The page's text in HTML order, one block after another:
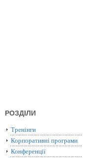
РОЗДІЛИ
Тренінги
Корпоративні програми
Конференції